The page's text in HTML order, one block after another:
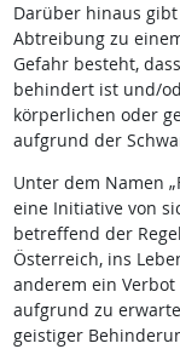
Darüber hinaus
Abtreibung zu
Gefahr besteht,
behindert ist und/
körperlichen oder
aufgrund der
Unter dem Namen
eine Initiative von
betreffend der
Österreich, ins
anderem ein
aufgrund zu
geistiger